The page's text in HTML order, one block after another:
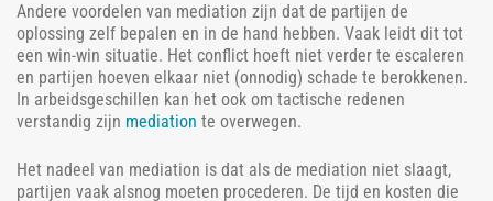
Andere voordelen van mediation zijn dat de partijen de
oplossing zelf bepalen en in de hand hebben. Vaak leidt dit tot
een win-win situatie. Het conflict hoeft niet verder te escaleren
en partijen hoeven elkaar niet (onnodig) schade te berokkenen.
In arbeidsgeschillen kan het ook om tactische redenen
verstandig zijn mediation te overwegen.
Het nadeel van mediation is dat als de mediation niet slaagt,
partijen vaak alsnog moeten procederen. De tijd en kosten die